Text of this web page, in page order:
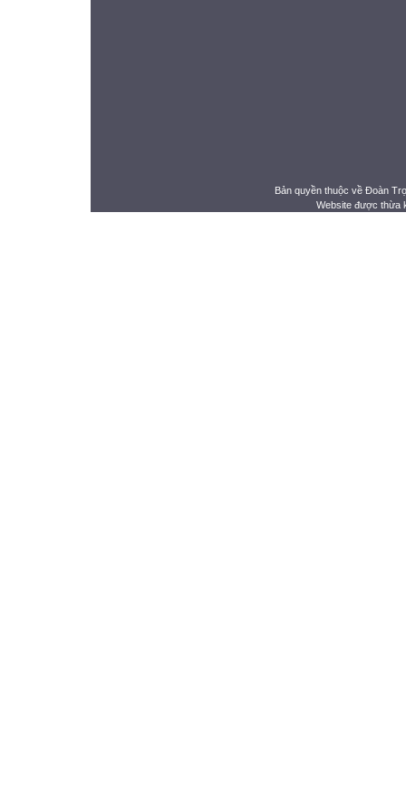
Bản quyền thuộc về Đoàn
Website được thừa